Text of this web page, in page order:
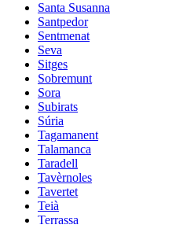
Santa Susanna
Santpedor
Sentmenat
Seva
Sitges
Sobremunt
Sora
Subirats
Súria
Tagamanent
Talamanca
Taradell
Tavèrnoles
Tavertet
Teià
Terrassa